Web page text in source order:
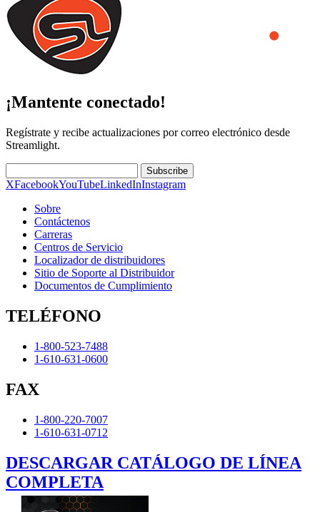
¡Mantente conectado!
Regístrate y recibe actualizaciones por correo electrónico desde
Streamlight.
Subscribe
XFacebookYouTubeLinkedInInstagram
Sobre
Contáctenos
Carreras
Centros de Servicio
Localizador de distribuidores
Sitio de Soporte al Distribuidor
Documentos de Cumplimiento
TELÉFONO
1-800-523-7488
1-610-631-0600
FAX
1-800-220-7007
1-610-631-0712
DESCARGAR CATÁLOGO DE LÍNEA
COMPLETA